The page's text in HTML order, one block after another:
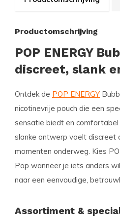
Productomschrijving
POP ENERGY
discreet, slank
Ontdek de POP ENERGY
nicotinevrije pouch die een
sensatie biedt en
slanke ontwerp voelt discreet
momenten onderweg. Kies
Pop wanneer je iets anders
naar een eenvoudige,
Assortiment &